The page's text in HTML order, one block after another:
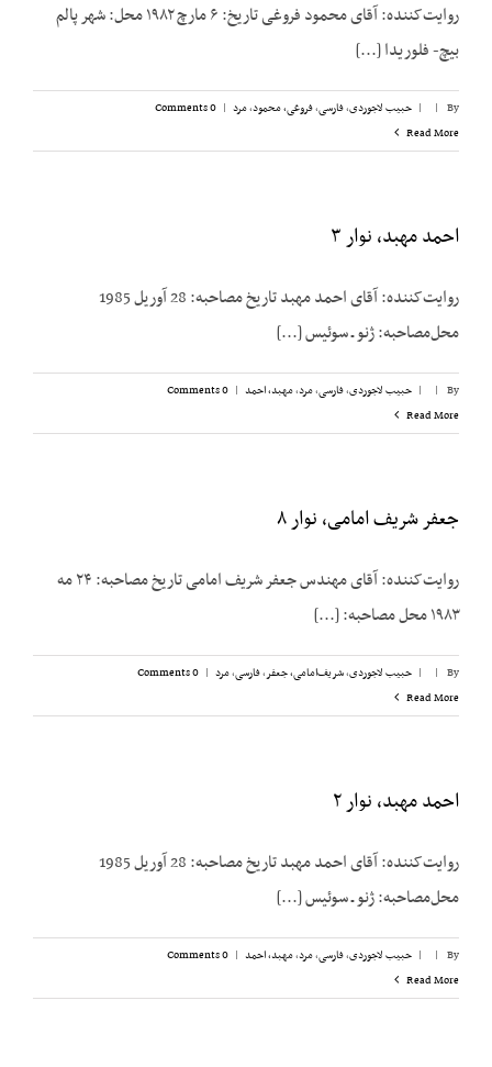
روایت‌کننده: آقای محمود فروغی تاریخ: ۶ مارچ ۱۹۸۲ محل: شهر پالم
بیچ- فلوریدا [...]
By
|
| حبیب لاجوردی,فارسی,فروغی، محمود,مرد |
0 Comments
Read More
احمد مهبد، نوار ۳
روایت‌کننده: آقای احمد مهبد تاریخ مصاحبه: 28 آوریل 1985
محل‌مصاحبه: ژنو ـ سوئیس [...]
By
|
| حبیب لاجوردی,فارسی,مرد,مهبد، احمد |
0 Comments
Read More
جعفر شریف امامی، نوار ۸
روایت‌کننده: آقای مهندس جعفر شریف امامی تاریخ مصاحبه: ۲۴ مه
۱۹۸۳ محل مصاحبه: [...]
By
|
| حبیب لاجوردی,شریف‌امامی، جعفر,فارسی,مرد |
0 Comments
Read More
احمد مهبد، نوار ۲
روایت‌کننده: آقای احمد مهبد تاریخ مصاحبه: 28 آوریل 1985
محل‌مصاحبه: ژنو ـ سوئیس [...]
By
|
| حبیب لاجوردی,فارسی,مرد,مهبد، احمد |
0 Comments
Read More